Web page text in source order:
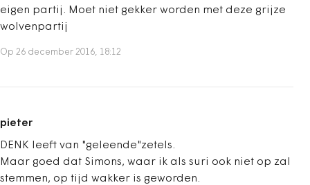
eigen partij. Moet niet gekker worden met deze grijze
wolvenpartij
Op 26 december 2016, 18:12
pieter
DENK leeft van "geleende"zetels.
Maar goed dat Simons, waar ik als suri ook niet op zal
stemmen, op tijd wakker is geworden.